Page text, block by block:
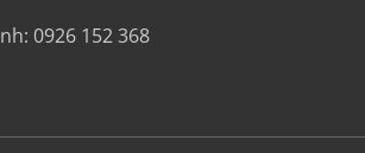
0926 152 368